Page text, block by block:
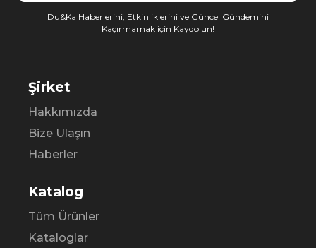
Du&Ka Haberlerini, Etkinliklerini ve Güncel Gündemini
Kaçırmamak için Kaydolun!
Şirket
Hakkımızda
Bize Ulaşın
Haberler
Katalog
Tüm Ürünler
Kataloglar